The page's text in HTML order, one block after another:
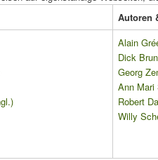
Autoren
Alain
Dick
Georg
Ann Mari
Robert
Willy